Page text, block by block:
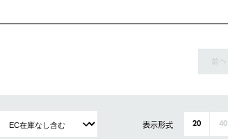
前へ
表示形式 20 40